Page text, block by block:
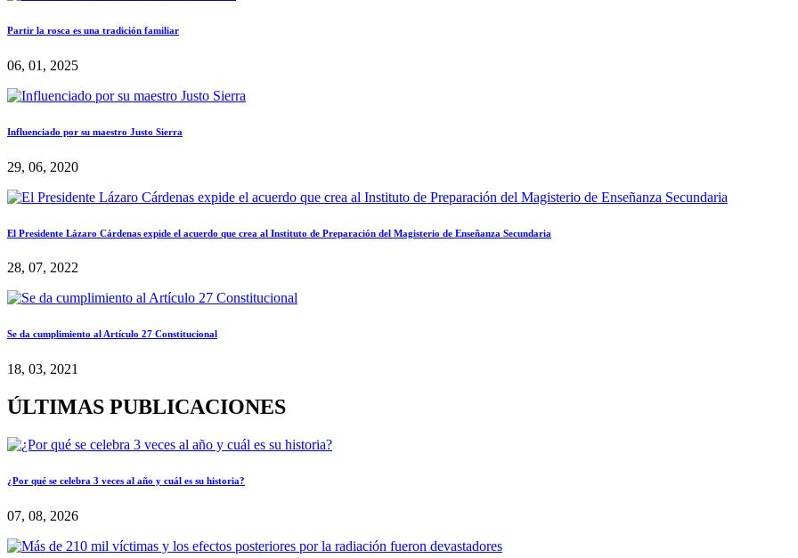
Partir la rosca es una tradición familiar
06, 01, 2025
Influenciado por su maestro Justo Sierra
29, 06, 2020
El Presidente Lázaro Cárdenas expide el acuerdo que crea al Instituto de Preparación del Magisterio de Enseñanza Secundaria
28, 07, 2022
Se da cumplimiento al Artículo 27 Constitucional
18, 03, 2021
ÚLTIMAS PUBLICACIONES
¿Por qué se celebra 3 veces al año y cuál es su historia?
07, 08, 2026